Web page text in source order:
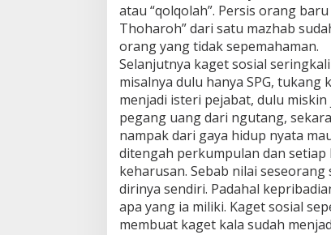
atau “qolqolah”. Persis orang
Thoharoh” dari satu mazhab
orang yang tidak sepemahaman.
Selanjutnya kaget sosial
misalnya dulu hanya SPG,
menjadi isteri pejabat, dulu
pegang uang dari ngutang,
nampak dari gaya hidup nyata
ditengah perkumpulan dan setiap
keharusan. Sebab nilai
dirinya sendiri. Padahal
apa yang ia miliki. Kaget sosial
membuat kaget kala sudah